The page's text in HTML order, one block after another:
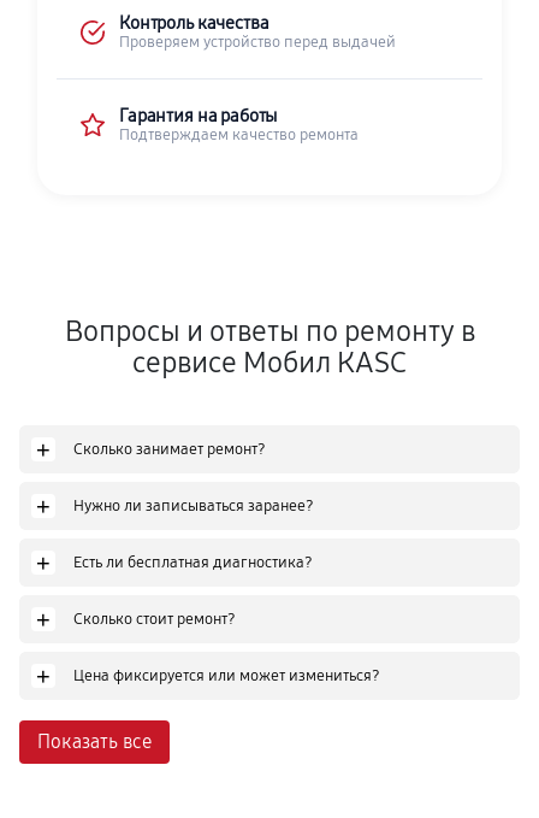
Контроль качества
Проверяем устройство перед выдачей
Гарантия на работы
Подтверждаем качество ремонта
Вопросы и ответы по ремонту в
сервисе Мобил КASC
+ Сколько занимает ремонт?
+ Нужно ли записываться заранее?
+ Есть ли бесплатная диагностика?
+ Сколько стоит ремонт?
+ Цена фиксируется или может измениться?
Показать все